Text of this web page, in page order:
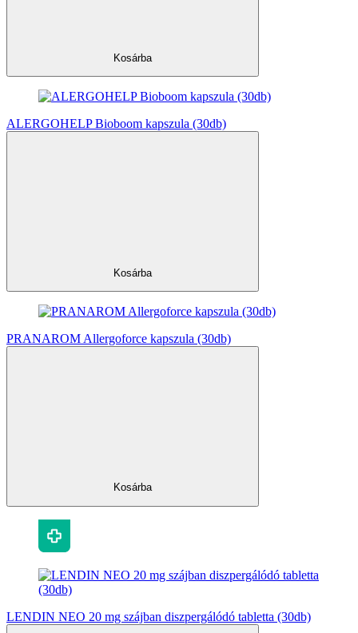
Kosárba
ALERGOHELP Bioboom kapszula (30db)
Kosárba
PRANAROM Allergoforce kapszula (30db)
Kosárba
LENDIN NEO 20 mg szájban diszpergálódó tabletta (30db)